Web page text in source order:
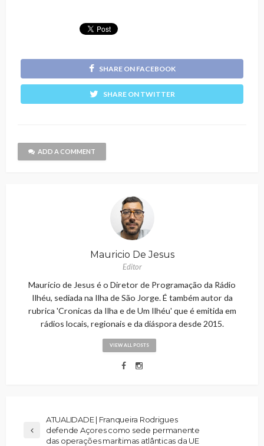
SHARE ON FACEBOOK
SHARE ON TWITTER
ADD A COMMENT
Mauricio De Jesus
Editor
Maurício de Jesus é o Diretor de Programação da Rádio
Ilhéu, sediada na Ilha de São Jorge. É também autor da
rubrica 'Cronicas da Ilha e de Um Ilhéu' que é emitida em
rádios locais, regionais e da diáspora desde 2015.
VIEW ALL POSTS
ATUALIDADE | Franqueira Rodrigues
defende Açores como sede permanente
das operações marítimas atlânticas da UE